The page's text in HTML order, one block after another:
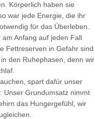
Körperlich haben sie
war jede Energie, die ihr
für das Überleben.
Anfang auf jeden Fall
Fettreserven in Gefahr sind
den Ruhephasen, denn wir
spart dafür unser
Unser Grundumsatz nimmt
das Hungergefühl, wir